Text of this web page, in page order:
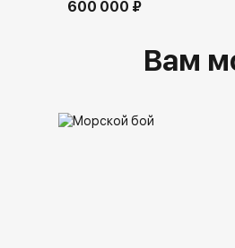
600 000 ₽
Вам